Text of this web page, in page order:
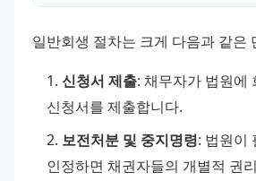
일반회생 절차는 크게 다음과 같은
신청서 제출: 채무자가 법원에
신청서를 제출합니다.
보전처분 및 중지명령: 법원이
인정하면 채권자들의 개별적 권